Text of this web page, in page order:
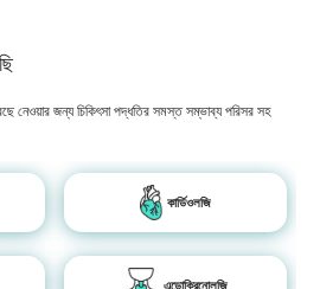
নেওয়ার জন্য চিকিৎসা পদ্ধতির সমস্ত সম্ভাব্য পরিসর সহ
কার্ডিওলজি